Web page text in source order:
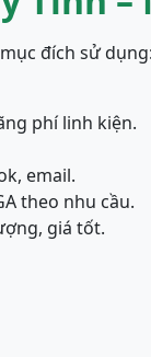
đích sử
phí linh kiện.
email.
theo nhu cầu.
giá tốt.